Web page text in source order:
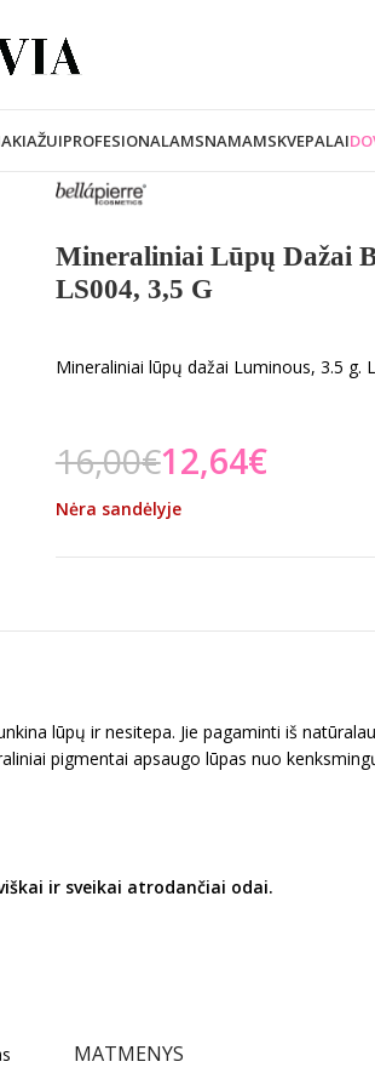
PROFESIONALAMSNAMAMSKVEPALAI
Mineraliniai Lūpų Dažai
LS004, 3,5 G
Mineraliniai lūpų dažai Luminous, 3.5 g.
16,00€12,64€
Nėra sandėlyje
lūpų ir nesitepa. Jie pagaminti iš
pigmentai apsaugo lūpas nuo
ir sveikai atrodančiai odai.
MATMENYS